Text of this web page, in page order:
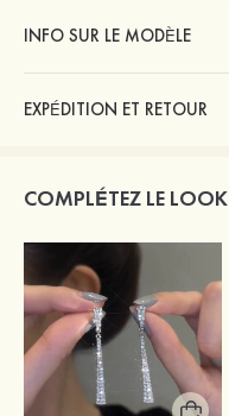
INFO SUR LE MODÈLE
EXPÉDITION ET RETOUR
COMPLÉTEZ LE LOOK